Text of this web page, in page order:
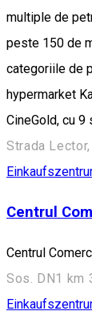
multiple de
peste 150 de
categoriile de
hypermarket
CineGold, cu
Strada
Centrul
Centrul
Sos. DN1 km